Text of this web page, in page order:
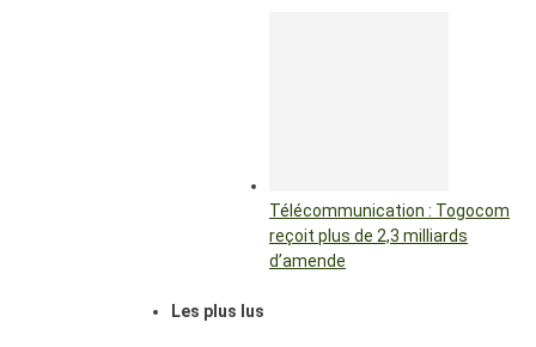
Télécommunication : Togocom
reçoit plus de 2,3 milliards
d’amende
Les plus lus